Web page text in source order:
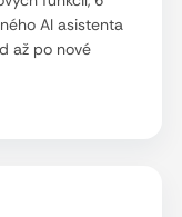
AI asistenta
až po nové